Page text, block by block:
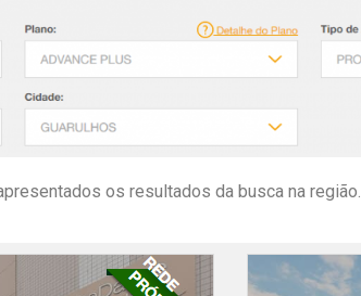
os resultados da busca na região.